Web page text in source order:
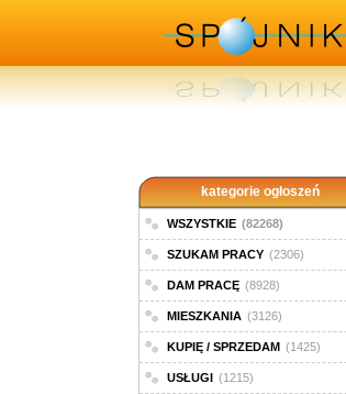
kategorie ogłoszeń
WSZYSTKIE (82268)
SZUKAM PRACY (2306)
DAM PRACĘ (8928)
MIESZKANIA (3126)
KUPIĘ / SPRZEDAM (1425)
USŁUGI (1215)